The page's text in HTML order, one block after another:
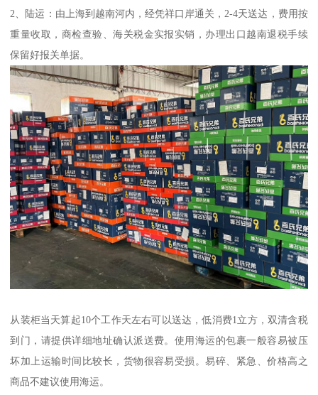
2、陆运：由上海到越南河内，经凭祥口岸通关，2-4天送达，费用按
重量收取，商检查验、海关税金实报实销，办理出口越南退税手续
保留好报关单据。
从装柜当天算起10个工作天左右可以送达，低消费1立方，双清含税
到门，请提供详细地址确认派送费。使用海运的包裹一般容易被压
坏加上运输时间比较长，货物很容易受损。易碎、紧急、价格高之
商品不建议使用海运。